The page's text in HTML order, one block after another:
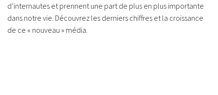
d’internautes et prennent une part de plus en plus importante
dans notre vie. Découvrez les derniers chiffres et la croissance
de ce « nouveau » média.